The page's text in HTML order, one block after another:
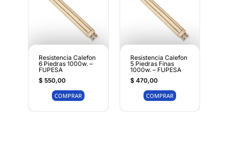
Resistencia Calefon
6 Piedras 1000w. –
FUPESA
$550,00
COMPRAR
Resistencia Calefon
5 Piedras Finas
1000w. – FUPESA
$470,00
COMPRAR